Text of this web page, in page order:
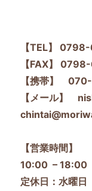
【TEL】
【FAX】
【携帯】
【メール】
【営業時間】
10:00 – 18:00
定休日：水曜日